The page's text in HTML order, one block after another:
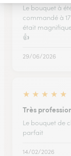
Le bouquet à
commandé à
était
👍
29/06/2026
★ ★ ★ ★ ★
Très
Le bouquet de
parfait
14/02/2026